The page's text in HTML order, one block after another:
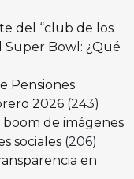
del “club de los
Super Bowl: ¿Qué
Pensiones
2026 (243)
de imágenes
sociales (206)
en